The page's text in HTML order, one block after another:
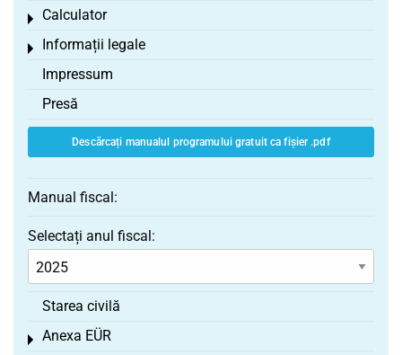
Calculator
Toggle menu
Informații legale
Toggle menu
Impressum
Presă
Descărcați manualul programului gratuit ca fișier .pdf
Manual fiscal:
Selectați anul fiscal:
Starea civilă
Anexa EÜR
Toggle menu